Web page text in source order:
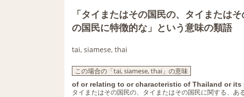
「タイまたはその国民の、タイまたは
の国民に特徴的な」という意味の類語
tai, siamese, thai
この場合の「tai, siamese, thai」の意味
of or relating to or characteristic of Thailand or its
タイまたはその国民の、タイまたはその国民に関する、あ